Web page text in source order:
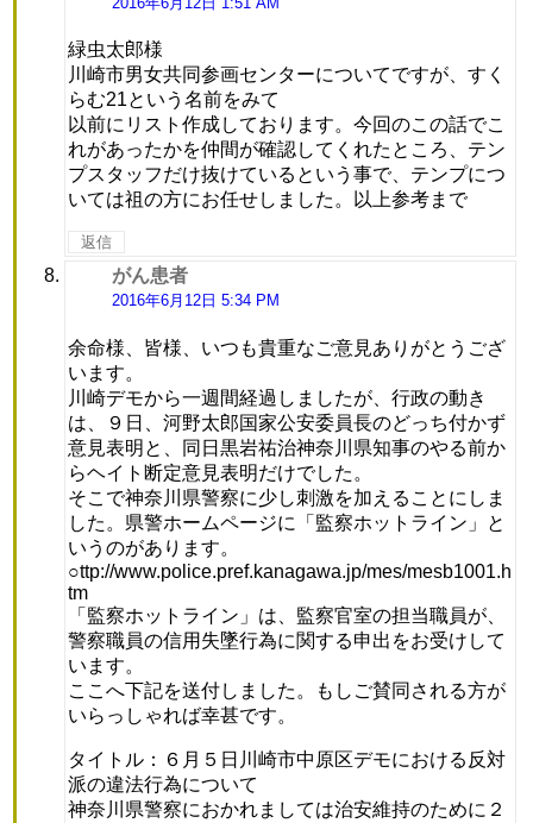
緑虫太郎様
川崎市男女共同参画センターについてですが、すく
らむ21という名前をみて
以前にリスト作成しております。今回のこの話でこ
れがあったかを仲間が確認してくれたところ、テン
プスタッフだけ抜けているという事で、テンプにつ
いては祖の方にお任せしました。以上参考まで
返信
がん患者よ
り:
2016年6月12日 5:34 PM
余命様、皆様、いつも貴重なご意見ありがとうござ
います。
川崎デモから一週間経過しましたが、行政の動き
は、９日、河野太郎国家公安委員長のどっち付かず
意見表明と、同日黒岩祐治神奈川県知事のやる前か
らヘイト断定意見表明だけでした。
そこで神奈川県警察に少し刺激を加えることにしま
した。県警ホームページに「監察ホットライン」と
いうのがあります。
○ttp://www.police.pref.kanagawa.jp/mes/mesb1001.h
tm
「監察ホットライン」は、監察官室の担当職員が、
警察職員の信用失墜行為に関する申出をお受けして
います。
ここへ下記を送付しました。もしご賛同される方が
いらっしゃれば幸甚です。
タイトル：６月５日川崎市中原区デモにおける反対
派の違法行為について
神奈川県警察におかれましては治安維持のために２